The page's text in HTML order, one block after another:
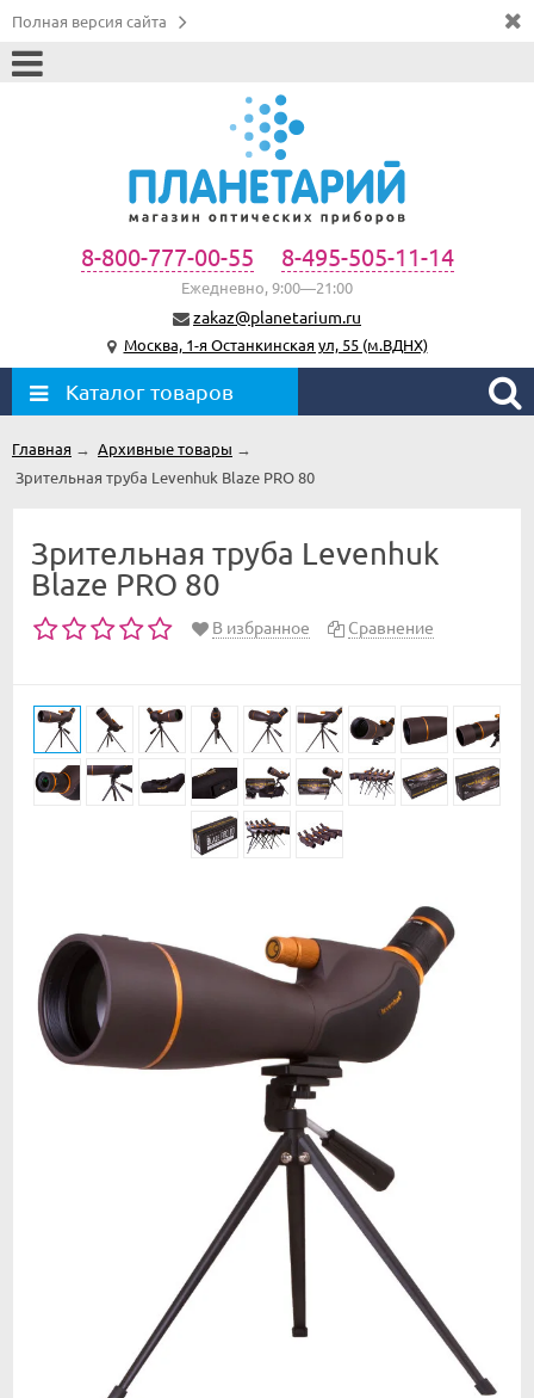
Полная версия сайта
8-800-777-00-55 8-495-505-11-14
Ежедневно, 9:00—21:00
zakaz@planetarium.ru
Москва, 1-я Останкинская ул, 55 (м.ВДНХ)
Каталог товаров
Главная → Архивные товары →
Зрительная труба Levenhuk Blaze PRO 80
Зрительная труба Levenhuk
Blaze PRO 80
В избранное Сравнение